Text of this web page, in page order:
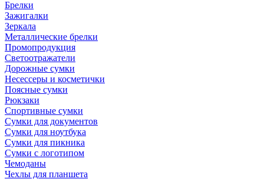
Брелки
Зажигалки
Зеркала
Металлические брелки
Промопродукция
Светоотражатели
Дорожные сумки
Несессеры и косметички
Поясные сумки
Рюкзаки
Спортивные сумки
Сумки для документов
Сумки для ноутбука
Сумки для пикника
Сумки с логотипом
Чемоданы
Чехлы для планшета